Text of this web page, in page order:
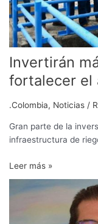
Invertirán
fortalecer el
.Colombia, Noticias /
Gran parte de la
infraestructura de
el
agro
en
el
Tolima
Leer más »
MinAgricultura:
“Este